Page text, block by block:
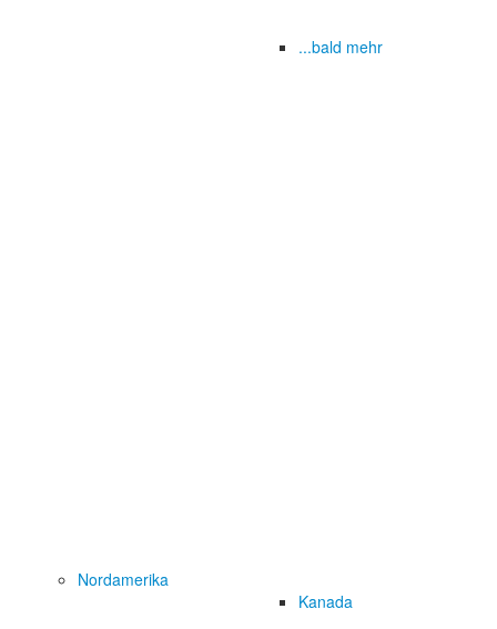
...bald mehr
Nordamerika
Kanada